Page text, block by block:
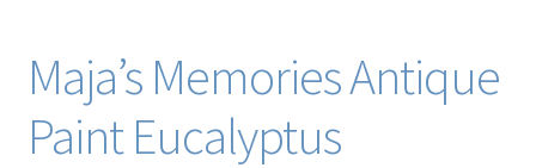
Maja’s Memories Antique
Paint Eucalyptus